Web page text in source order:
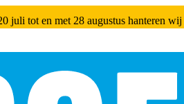
juli tot en met 28 augustus hanteren wij